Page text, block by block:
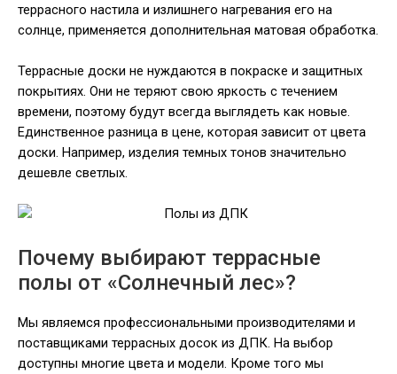
террасного настила и излишнего нагревания его на
солнце, применяется дополнительная матовая обработка.
Террасные доски не нуждаются в покраске и защитных
покрытиях. Они не теряют свою яркость с течением
времени, поэтому будут всегда выглядеть как новые.
Единственное разница в цене, которая зависит от цвета
доски. Например, изделия темных тонов значительно
дешевле светлых.
Почему выбирают террасные
полы от «Солнечный лес»?
Мы являемся профессиональными производителями и
поставщиками террасных досок из ДПК. На выбор
доступны многие цвета и модели. Кроме того мы